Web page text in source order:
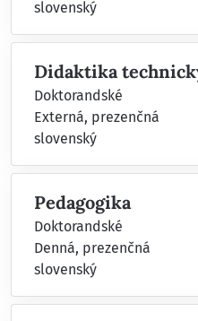
slovenský
Didaktika
Doktorandské
Externá, prezenčná
slovenský
Pedagogika
Doktorandské
Denná, prezenčná
slovenský